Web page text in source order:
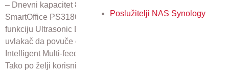
Poslužitelji NAS Synology
– Dnevni kapacitet 8.000 stranica
SmartOffice PS3180U skladno kombinira sigurnosnu
funkciju Ultrasonic Double Feed Detection, koja sprječava
uvlakač da povuče dva lista odjednom, s funkcijom
Intelligent Multi-feed.
Tako po želji korisnik može ručno skenirati npr. presavijeni